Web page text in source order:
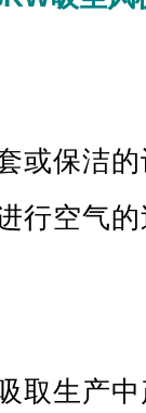
或保洁
行空气
取生产